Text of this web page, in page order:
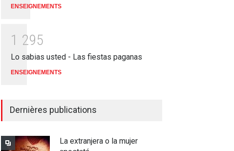
ENSEIGNEMENTS
1 295
Lo sabias usted - Las fiestas paganas
ENSEIGNEMENTS
Dernières publications
La extranjera o la mujer